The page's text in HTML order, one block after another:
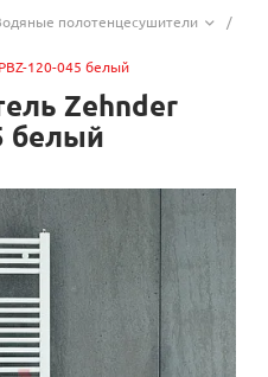
полотенцесушители
/
120-045 белый
Zehnder
белый